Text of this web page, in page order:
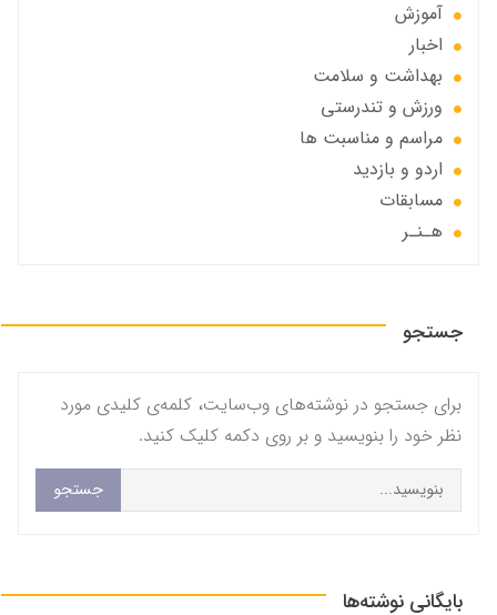
آموزش
اخبار
بهداشت و سلامت
ورزش و تندرستی
مراسم و مناسبت ها
اردو و بازدید
مسابقات
هـنـر
جستجو
برای جستجو در نوشته‌های وب‌سایت، کلمه‌ی کلیدی مورد
نظر خود را بنویسید و بر روی دکمه کلیک کنید.
جستجو
بایگانی نوشته‌ها